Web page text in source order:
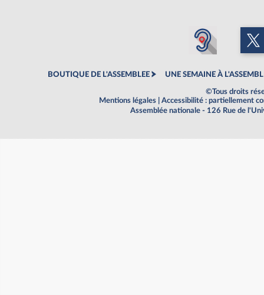
BOUTIQUE DE L'ASSEMBLEE UNE SEMAINE À
©Tous droits
Mentions légales
Accessibilité : partiellement
Assemblée nationale - 126 Rue de